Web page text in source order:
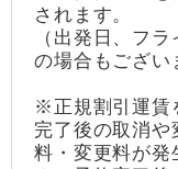
されます。
（出発日、フ
の場合もござい
※正規割引運賃
完了後の取消や
料・変更料が発